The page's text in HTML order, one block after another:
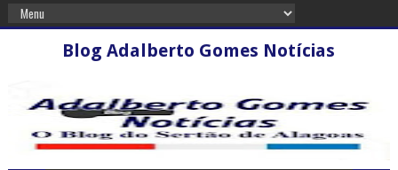
Blog Adalberto Gomes Notícias